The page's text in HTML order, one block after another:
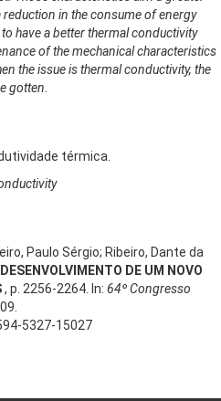
in the consume of energy
have a better thermal conductivity
of the mechanical characteristics
the issue is thermal conductivity, the
gotten.
térmica.
Paulo Sérgio; Ribeiro, Dante da
DESENVOLVIMENTO DE UM NOVO
, p. 2256-2264. In: 64º Congresso
5327-15027